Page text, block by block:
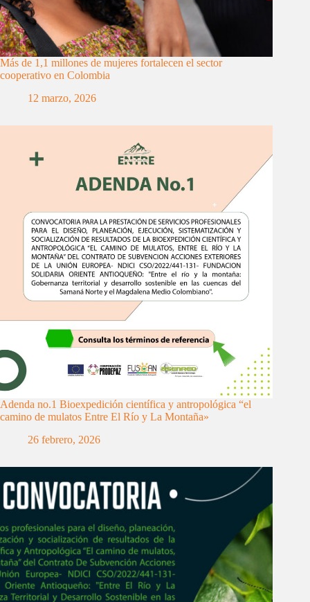
Más de 1,1 millones de mujeres fortalecen el sector
cooperativo en Colombia
12 marzo, 2026
Adenda no.1 Bioexpedición científica y antropológica “el
camino de mulatos Entre El Río y La Montaña»
26 febrero, 2026